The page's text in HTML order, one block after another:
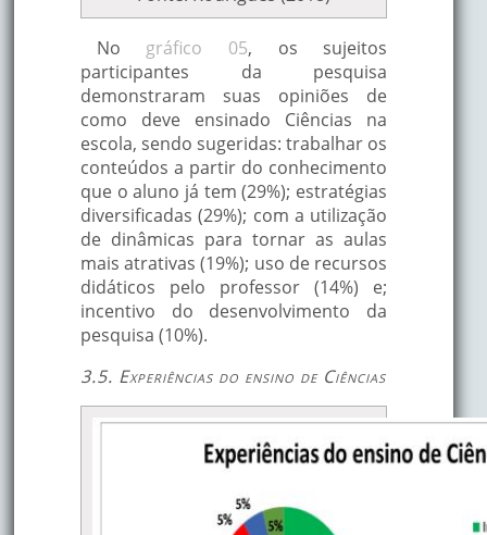
No gráfico 05, os sujeitos
participantes da pesquisa
demonstraram suas opiniões de
como deve ensinado Ciências na
escola, sendo sugeridas: trabalhar os
conteúdos a partir do conhecimento
que o aluno já tem (29%); estratégias
diversificadas (29%); com a utilização
de dinâmicas para tornar as aulas
mais atrativas (19%); uso de recursos
didáticos pelo professor (14%) e;
incentivo do desenvolvimento da
pesquisa (10%).
3.5. Experiências do ensino de Ciências